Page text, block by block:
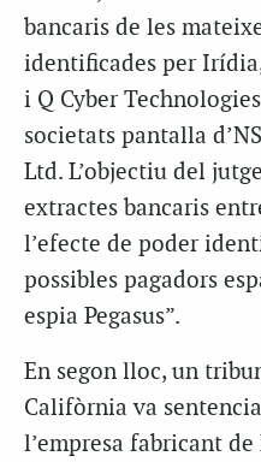
bancaris de les
identificades per
i Q Cyber
societats pantalla
Ltd. L’objectiu del
extractes bancaris
l’efecte de poder
possibles pagadors
espia Pegasus”.
En segon lloc, un
Califòrnia va
l’empresa fabricant de